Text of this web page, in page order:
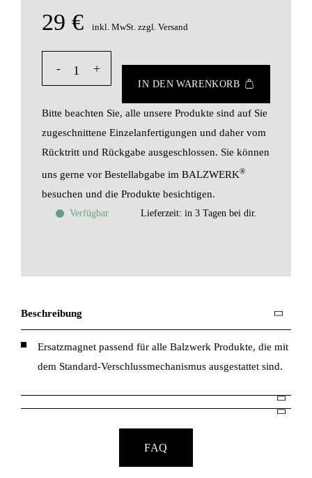
29 € inkl. MwSt. zzgl. Versand
IN DEN WARENKORB
Bitte beachten Sie, alle unsere Produkte sind auf Sie
zugeschnittene Einzelanfertigungen und daher vom
Rücktritt und Rückgabe ausgeschlossen. Sie können
uns gerne vor Bestellabgabe im BALZWERK®
besuchen und die Produkte besichtigen.
Verfügbar Lieferzeit: in 3 Tagen bei dir.
Beschreibung
Ersatzmagnet passend für alle Balzwerk Produkte, die mit
dem Standard-Verschlussmechanismus ausgestattet sind.
FAQ